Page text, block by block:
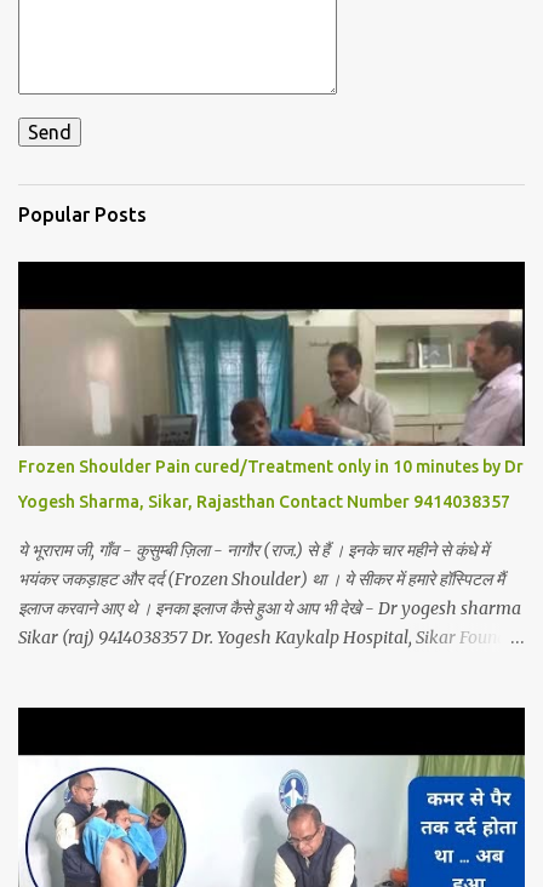
Popular Posts
Frozen Shoulder Pain cured/Treatment only in 10 minutes by Dr
Yogesh Sharma, Sikar, Rajasthan Contact Number 9414038357
ये भूराराम जी, गाँव - कुसुम्बी ज़िला - नागौर (राज.) से हैं । इनके चार महीने से कंधे में
भयंकर जकड़ाहट और दर्द (Frozen Shoulder) था । ये सीकर में हमारे हॉस्पिटल मैं
इलाज करवाने आए थे । इनका इलाज कैसे हुआ ये आप भी देखे - Dr yogesh sharma
Sikar (raj) 9414038357 Dr. Yogesh Kaykalp Hospital, Sikar Founded
Cervical Disk Prolapse, Spondylitis, Tennis Elbow, Hip Joint Pain,
Knee Joint Pain, Planter Fascitis, Spine and Joints problems
without surgery by Ayurvedic Neuro Panchkarma Therapy.
Ayurvedic Neuro Panchkarma Therapy is a combination of
Ayurvedic Neuro Therapy, Nadi Steam Therapy, Acupuncture